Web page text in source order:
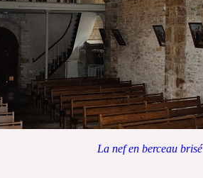
La nef en berceau brisé